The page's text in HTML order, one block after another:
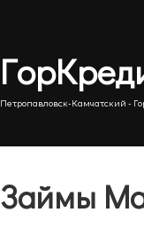
Петропавловск-Камчатский -
Займы